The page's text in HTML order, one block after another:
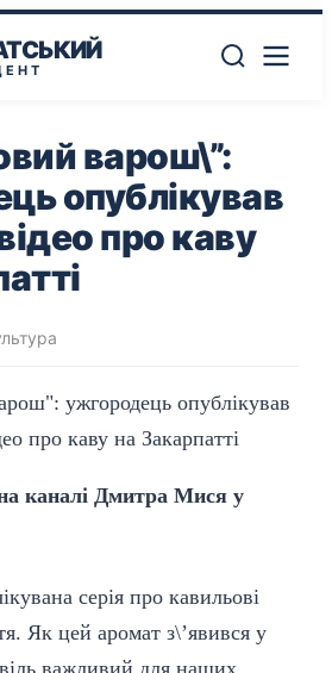
варош\”:
опублікував
про каву
каналі Дмитра Мися у
серія про кавильові
Як цей аромат з\’явився у
важливий для наших